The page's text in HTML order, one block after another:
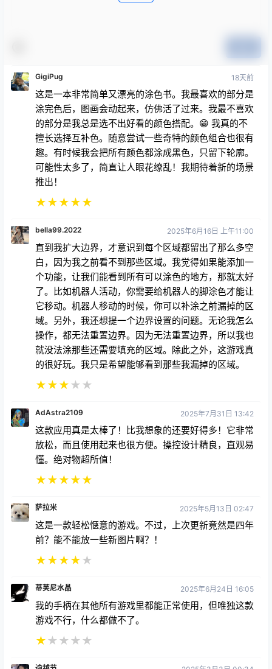
GigiPug 18天前
这是一本非常简单又漂亮的涂色书。我最喜欢的部分是
涂完色后，图画会动起来，仿佛活了过来。我最不喜欢
的部分是我总是选不出好看的颜色搭配。😁 我真的不
擅长选择互补色。随意尝试一些奇特的颜色组合也很有
趣。有时候我会把所有颜色都涂成黑色，只留下轮廓。
可能性太多了，简直让人眼花缭乱！我期待着新的场景
推出！
★★★★★
bella99.2022 2025年6月16日 上午11:00
直到我扩大边界，才意识到每个区域都留出了那么多空
白，因为我之前看不到那些区域。我觉得如果能添加一
个功能，让我们能看到所有可以涂色的地方，那就太好
了。比如机器人活动，你需要给机器人的脚涂色才能让
它移动。机器人移动的时候，你可以补涂之前漏掉的区
域。另外，我还想提一个边界设置的问题。无论我怎么
操作，都无法重置边界。因为无法重置边界，所以我也
就没法涂那些还需要填充的区域。除此之外，这游戏真
的很好玩。我只是希望能够看到那些我漏掉的区域。
★★★★ ★
AdAstra2109 2025年7月31日 13:42
这款应用真是太棒了！比我想象的还要好得多！它非常
放松，而且使用起来也很方便。操控设计精良，直观易
懂。绝对物超所值！
★★★★★
萨拉米 2025年5月13日 02:47
这是一款轻松惬意的游戏。不过，上次更新竟然是四年
前？能不能放一些新图片啊？！
★★★★★
蒂芙尼水晶 2025年6月24日 16:05
我的手柄在其他所有游戏里都能正常使用，但唯独这款
游戏不行，什么都做不了。
★★ ★ ★ ★